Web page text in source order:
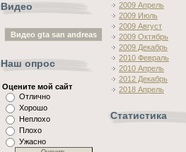
Видео
Видео gta san andreas
Наш опрос
Оцените мой сайт
Отлично
Хорошо
Неплохо
Плохо
Ужасно
2009 Апрель
2009 Июль
2009 Август
2009 Октябрь
2009 Декабрь
2010 Февраль
2010 Апрель
2012 Декабрь
2018 Апрель
Статистика